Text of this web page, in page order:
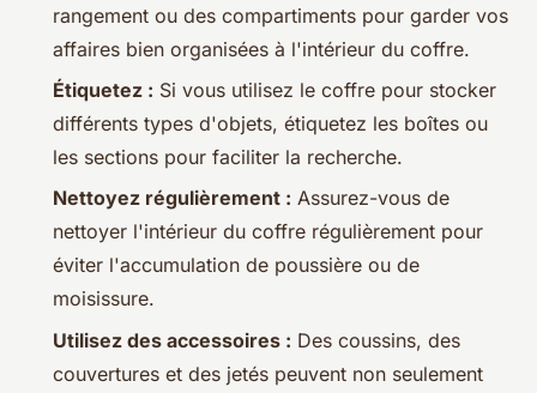
rangement ou des compartiments pour garder vos
affaires bien organisées à l'intérieur du coffre.
Étiquetez : Si vous utilisez le coffre pour stocker
différents types d'objets, étiquetez les boîtes ou
les sections pour faciliter la recherche.
Nettoyez régulièrement : Assurez-vous de
nettoyer l'intérieur du coffre régulièrement pour
éviter l'accumulation de poussière ou de
moisissure.
Utilisez des accessoires : Des coussins, des
couvertures et des jetés peuvent non seulement